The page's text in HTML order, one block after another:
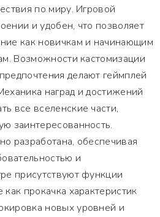
по миру. Игровой
и удобен, что позволяет
как новичкам и начинающим
Возможности кастомизации
делают геймплей
наград и достижений
все вселенские части,
заинтересованность.
разработана, обеспечивая
и
присутствуют функции
как прокачка характеристик
новых уровней и